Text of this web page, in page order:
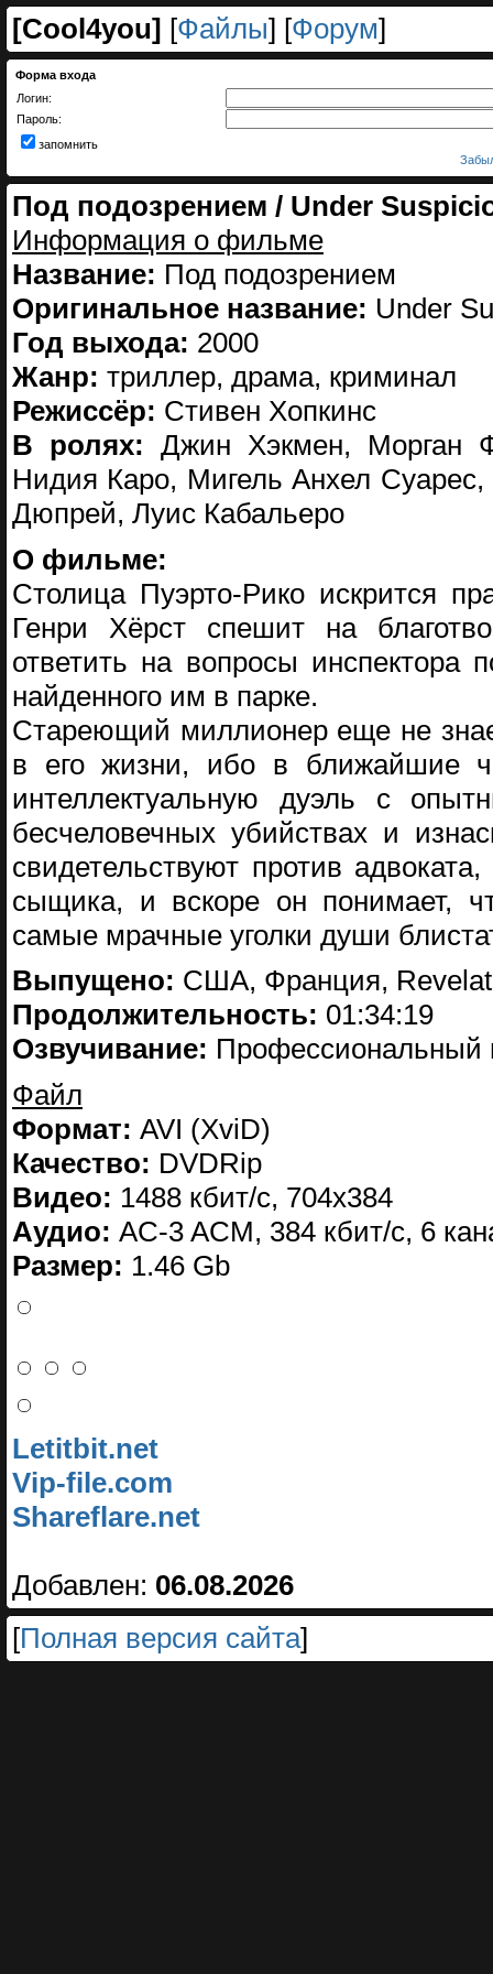
[Cool4you] [Файлы] [Форум]
Форма входа
Логин:
Пароль:
запомнить
Под подозрением / Under
Информация о фильме
Название: Под подозрением
Оригинальное название: Under
Год выхода: 2000
Жанр: триллер, драма, криминал
Режиссёр: Стивен Хопкинс
В ролях: Джин Хэкмен, Морган
Нидия Каро, Мигель Анхел
Дюпрей, Луис Кабальеро
О фильме:
Столица Пуэрто-Рико искрится
Генри Хёрст спешит на
ответить на вопросы инспектора
найденного им в парке.
Стареющий миллионер еще не
в его жизни, ибо в ближайшие
интеллектуальную дуэль с
бесчеловечных убийствах и
свидетельствуют против
сыщика, и вскоре он понимает,
самые мрачные уголки души
Выпущено: США, Франция,
Продолжительность: 01:34:19
Озвучивание: Профессиональный
Файл
Формат: AVI (XviD)
Качество: DVDRip
Видео: 1488 кбит/с, 704x384
Аудио: AC-3 ACM, 384 кбит/с, 6
Размер: 1.46 Gb
Letitbit.net
Vip-file.com
Shareflare.net
Добавлен: 06.08.2026
[Полная версия сайта]